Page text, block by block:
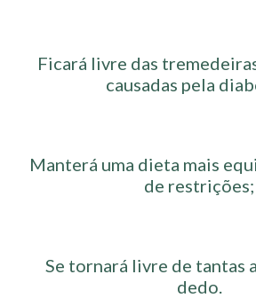
Ficará livre das
causadas pela
Manterá uma dieta mais
de restrições;
Se tornará livre de tantas
dedo.